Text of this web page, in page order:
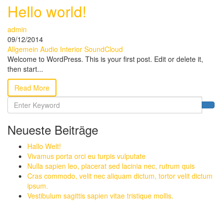
Hello world!
admin
09/12/2014
Allgemein Audio Interior SoundCloud
Welcome to WordPress. This is your first post. Edit or delete it,
then start...
Read More
Neueste Beiträge
Hallo Welt!
Vivamus porta orci eu turpis vulputate
Nulla sapien leo, placerat sed lacinia nec, rutrum quis
Cras commodo, velit nec aliquam dictum, tortor velit dictum
ipsum.
Vestibulum sagittis sapien vitae tristique mollis.